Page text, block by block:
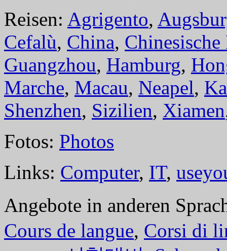
Reisen: Agrigento,
Cefalù, China, Chinesische
Guangzhou, Hamburg,
Marche, Macau, Neapel,
Shenzhen, Sizilien, Xiamen
Fotos: Photos
Links: Computer, IT,
Angebote in anderen
Cours de langue, Corsi di